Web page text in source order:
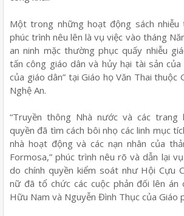
Một trong những hoạt động sách nhiễu
phúc trình nêu lên là vụ việc vào tháng
an ninh mặc thường phục quấy nhiễu
tấn công giáo dân và hủy hại tài sản
của giáo dân” tại Giáo họ Văn Thai thuộc
Nghệ An.
“Truyền thông Nhà nước và các trang
quyền đã tìm cách bôi nhọ các linh mục
nhà hoạt động và các nạn nhân của
Formosa,” phúc trình nêu rõ và dẫn lại
do chính quyền kiểm soát như Hội Cựu
nữ đã tổ chức các cuộc phản đối lên án
Hữu Nam và Nguyễn Đình Thục của Giáo